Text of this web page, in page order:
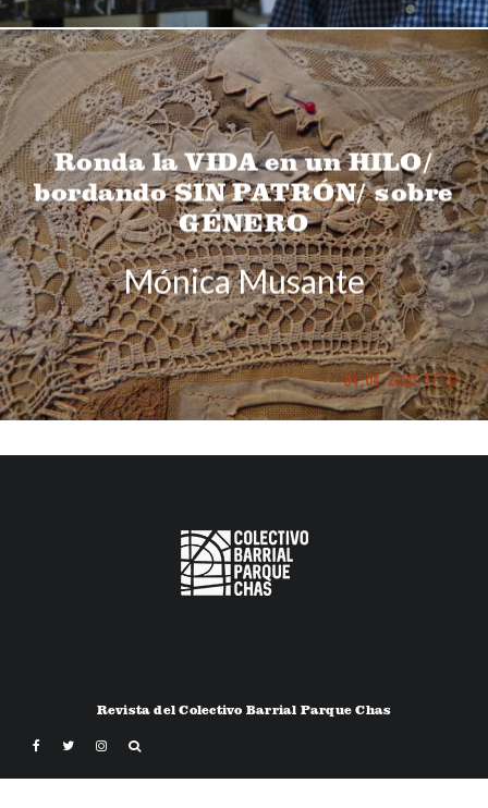
Ronda la VIDA en un HILO/
bordando SIN PATRÓN/ sobre
GÉNERO
Mónica Musante
Revista del Colectivo Barrial Parque Chas